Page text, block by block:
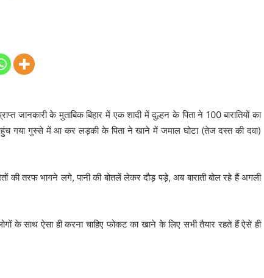
के मुताबिक बिहार में एक शादी में दुल्हन के पिता ने 100 बारातियों का
गया गुस्से में आ कर लड़की के पिता ने खाने में जमाल घोटा (तेज दस्त की दवा)
की तरफ भागने लगे, पानी की बोतलें लेकर दौड़ पड़े, अब बाराती बोल रहे हैं अगली
के साथ ऐसा ही करना चाहिए फोकट का खाने के लिए सभी तैयार रहते हैं ऐसे ही